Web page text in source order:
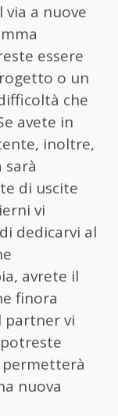
via a nuove
essere
o un
che
avete in
inoltre,
sarà
di uscite
vi
dedicarvi al
avrete il
finora
partner vi
permetterà
nuova